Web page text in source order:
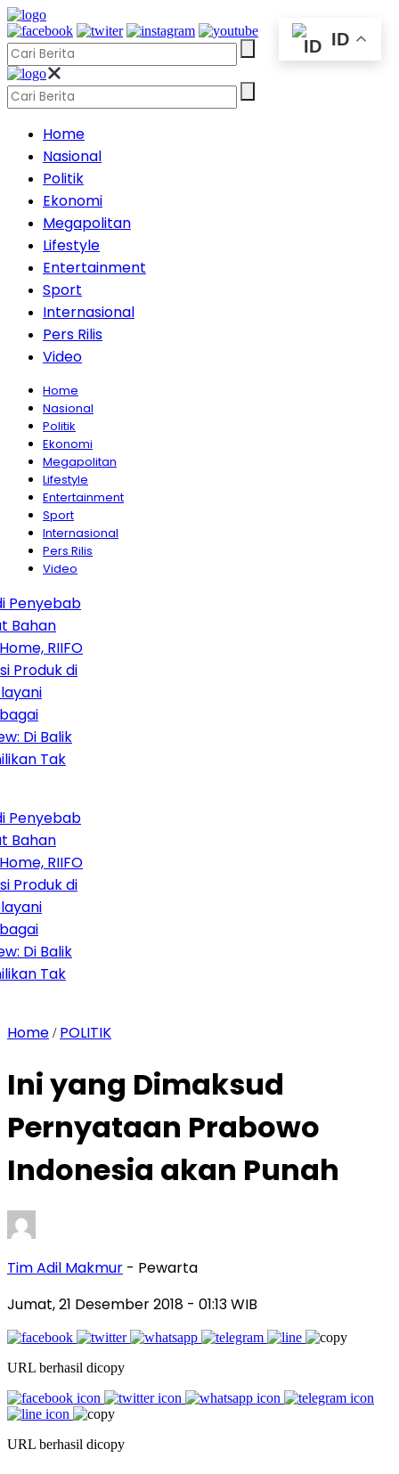
Home
Nasional
Politik
Ekonomi
Megapolitan
Lifestyle
Entertainment
Sport
Internasional
Pers Rilis
Video
Home
Nasional
Politik
Ekonomi
Megapolitan
Lifestyle
Entertainment
Sport
Internasional
Pers Rilis
Video
RIIFO
di
Balik
Tak
RIIFO
di
Balik
Tak
Home / POLITIK
Ini yang Dimaksud
Pernyataan Prabowo
Indonesia akan Punah
Tim Adil Makmur - Pewarta
Jumat, 21 Desember 2018 - 01:13 WIB
URL berhasil dicopy
URL berhasil dicopy
ID